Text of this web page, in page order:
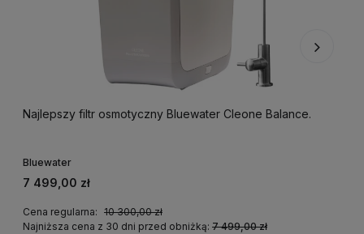
Najlepszy filtr osmotyczny Bluewater Cleone Balance.
Bluewater
7 499,00 zł
Cena regularna: 10 300,00 zł
Najniższa cena z 30 dni przed obniżką: 7 499,00 zł